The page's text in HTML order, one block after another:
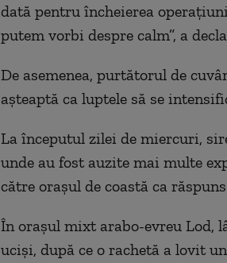
dată pentru încheierea
putem vorbi despre calm”, a
De asemenea, purtătorul de
așteaptă ca luptele să se
La începutul zilei de miercuri,
unde au fost auzite mai multe
către orașul de coastă ca
În orașul mixt arabo-evreu Lod,
uciși, după ce o rachetă a lovit